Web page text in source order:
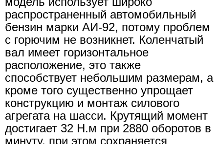
распространенный автомобильный
бензин марки АИ-92, потому проблем
с горючим не возникнет. Коленчатый
вал имеет горизонтальное
расположение, это также
способствует небольшим размерам, а
кроме того существенно упрощает
конструкцию и монтаж силового
агрегата на шасси. Крутящий момент
достигает 32 Н.м при 2880 оборотов в
минуту, при этом сохраняется